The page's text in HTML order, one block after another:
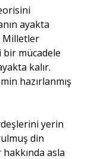
ayakta
Milletler
bir mücadele
kalır.
hazırlanmış
yerin
din
asla